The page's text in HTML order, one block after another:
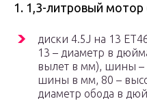
1. 1,3-литровый мотор
диски 4.5J на 13
13 – диаметр в
вылет в мм), шины –
шины в мм, 80 –
диаметр обода в